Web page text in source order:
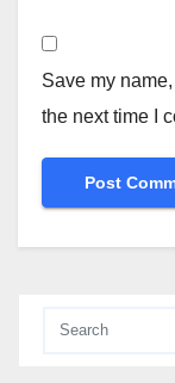
Save my
the next time I